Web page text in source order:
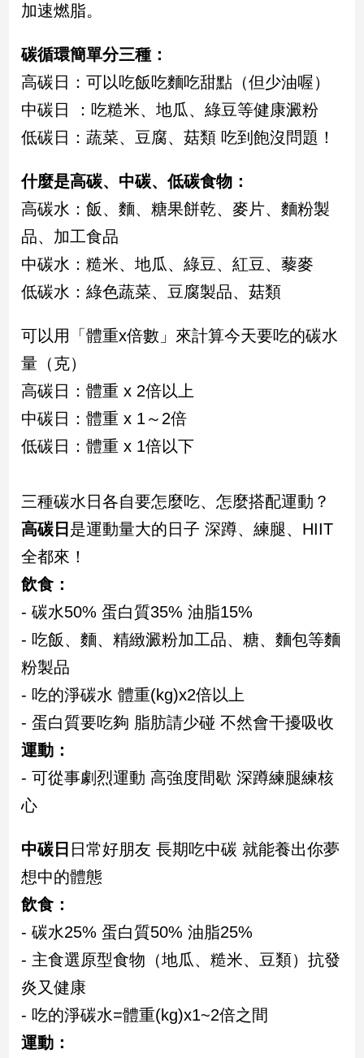
國
焦
觀
兩
岸/
國
際
社
地
新
冠
病
毒
專
區
台
灣
觀
南
台
灣
觀
點
娛
樂
樂
聞
流
行/
時
星
生
活
加速燃脂。
碳循環簡單分三種：
高碳日：可以吃飯吃麵吃甜點（但少油喔）
中碳日 ：吃糙米、地瓜、綠豆等健康澱粉
低碳日：蔬菜、豆腐、菇類 吃到飽沒問題！
什麼是高碳、中碳、低碳食物：
高碳水：飯、麵、糖果餅乾、麥片、麵粉製
品、加工食品
中碳水：糙米、地瓜、綠豆、紅豆、藜麥
低碳水：綠色蔬菜、豆腐製品、菇類
可以用「體重x倍數」來計算今天要吃的碳水
量（克）
高碳日：體重 x 2倍以上
中碳日：體重 x 1～2倍
低碳日：體重 x 1倍以下
三種碳水日各自要怎麼吃、怎麼搭配運動？
高碳日 是運動量大的日子 深蹲、練腿、HIIT
全都來！
飲食：
- 碳水50% 蛋白質35% 油脂15%
- 吃飯、麵、精緻澱粉加工品、糖、麵包等麵
粉製品
- 吃的淨碳水 體重(kg)x2倍以上
- 蛋白質要吃夠 脂肪請少碰 不然會干擾吸收
運動：
- 可從事劇烈運動 高強度間歇 深蹲練腿練核
心
中碳日 日常好朋友 長期吃中碳 就能養出你夢
想中的體態
飲食：
- 碳水25% 蛋白質50% 油脂25%
- 主食選原型食物（地瓜、糙米、豆類）抗發
炎又健康
- 吃的淨碳水=體重(kg)x1~2倍之間
運動：